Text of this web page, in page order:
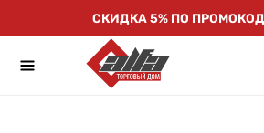
СКИДКА 5% ПО